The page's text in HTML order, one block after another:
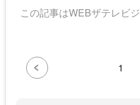
この記事はWEBザテレビ
1